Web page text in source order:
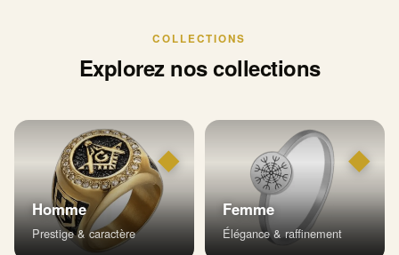
COLLECTIONS
Explorez nos collections
◆
Homme
Prestige & caractère
◆
Femme
Élégance & raffinement